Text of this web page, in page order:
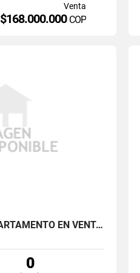
Venta
$168.000.000 COP
LA GRANDEZA 4 - APARTAMENTO EN VENTA EN HOGARES, SOACHA
0